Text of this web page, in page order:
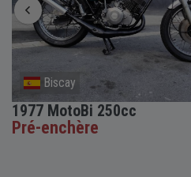
Biscay
1977 MotoBi 250cc
Pré-enchère